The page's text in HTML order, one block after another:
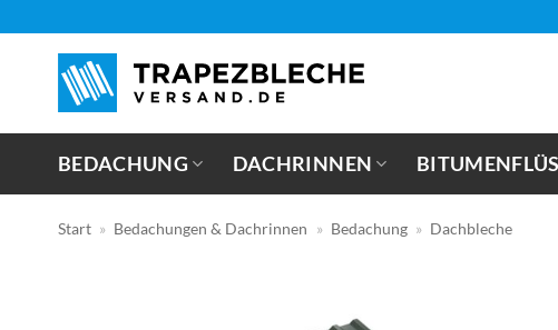
springen
BEDACHUNG DACHRINNEN
Start » Bedachungen & Dachrinnen » Bedachung » Dachbleche